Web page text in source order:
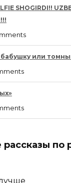
SHOGIRDI!!
или
рассказы по